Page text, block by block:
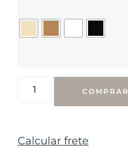
COMPRAR
Calcular frete